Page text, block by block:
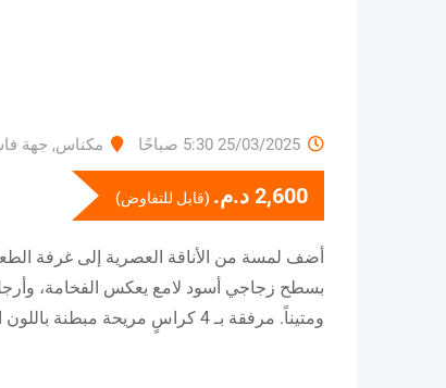
25/03/2025 5:30 صباحًا مكناس, جهة
2,600 د.م. (قابل للتفاوض)
أضف لمسة من الأناقة العصرية إلى غرفة
بسطح زجاجي أسود لامع يعكس الفخامة،
ومتيناً. مرفقة بـ 4 كراسٍ مريحة مبطنة باللون الأبيض والأسود لتجمع بين الراحة